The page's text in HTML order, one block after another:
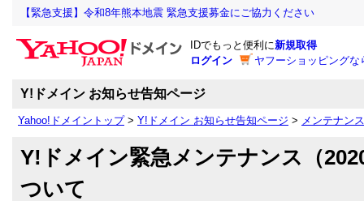
【緊急支援】令和8年熊本地震 緊急支援募金にご協力ください
IDでもっと便利に新規取得
ログイン
ヤフーショッピング
Y!ドメイン お知らせ告知ページ
Yahoo!ドメイントップ> Y!ドメイン お知らせ告知ページ > メンテナン
Y!ドメイン緊急メンテナンス（
ついて